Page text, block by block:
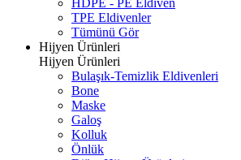
HDPE - PE Eldiven
TPE Eldivenler
Tümünü Gör
Hijyen Ürünleri
Hijyen Ürünleri
Bulaşık-Temizlik Eldivenleri
Bone
Maske
Galoş
Kolluk
Önlük